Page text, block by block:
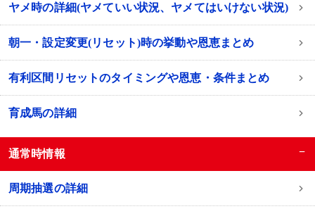
ヤメ時の詳細(ヤメていい状況、ヤメてはいけない状況)
朝一・設定変更(リセット)時の挙動や恩恵まとめ
有利区間リセットのタイミングや恩恵・条件まとめ
育成馬の詳細
通常時情報 −
周期抽選の詳細